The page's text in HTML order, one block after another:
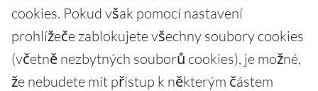
cookies. Pokud však pomocí nastavení
prohlížeče zablokujete všechny soubory cookies
(včetně nezbytných souborů cookies), je možné,
že nebudete mít přístup k některým částem